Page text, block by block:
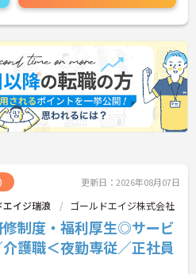
更新日：2026年08月07日
イジ瑞浪 ゴールドエイジ株式会社
修制度・福利厚生◎サービ
護職＜夜勤専従／正社員